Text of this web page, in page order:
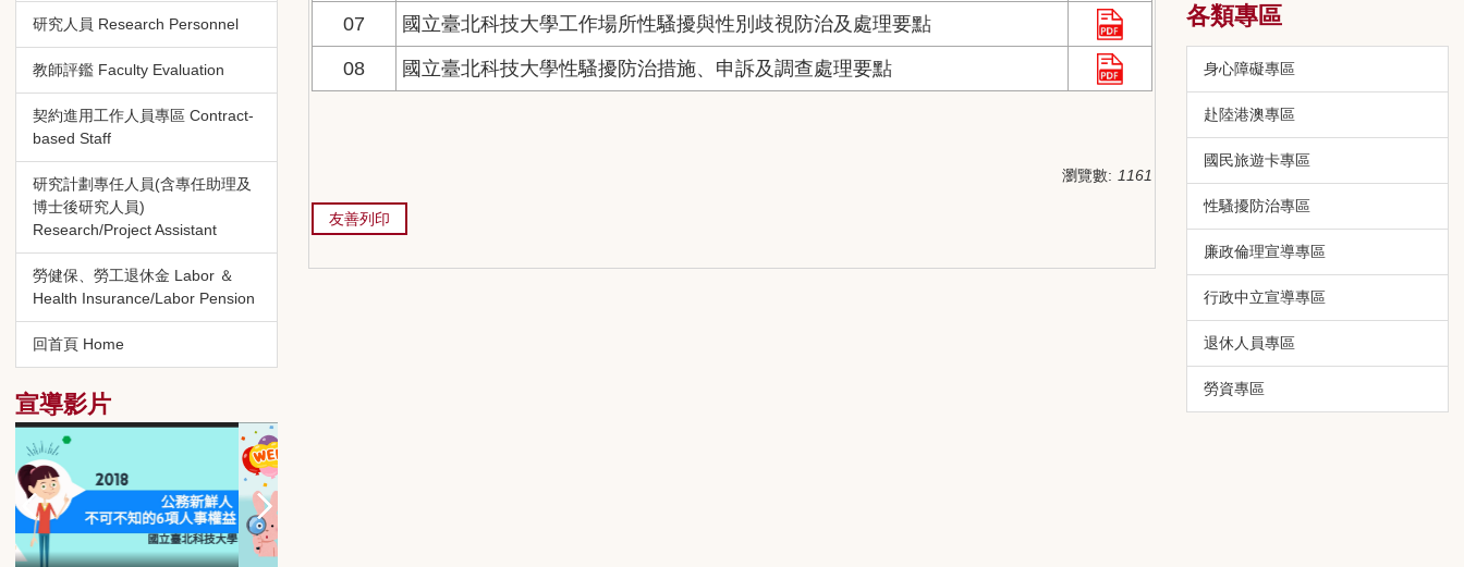
研究人員 Research Personnel
教師評鑑 Faculty Evaluation
契約進用工作人員專區 Contract-
based Staff
研究計劃專任人員(含專任助理及
博士後研究人員)
Research/Project Assistant
勞健保、勞工退休金 Labor ＆
Health Insurance/Labor Pension
回首頁 Home
宣導影片
07
國立臺北科技大學工作場所性騷擾與性別歧視防治及處理要點
08 國立臺北科技大學性騷擾防治措施、申訴及調查處理要點
瀏覽數: 1161
友善列印
各類專區
身心障礙專區
赴陸港澳專區
國民旅遊卡專區
性騷擾防治專區
廉政倫理宣導專區
行政中立宣導專區
退休人員專區
勞資專區